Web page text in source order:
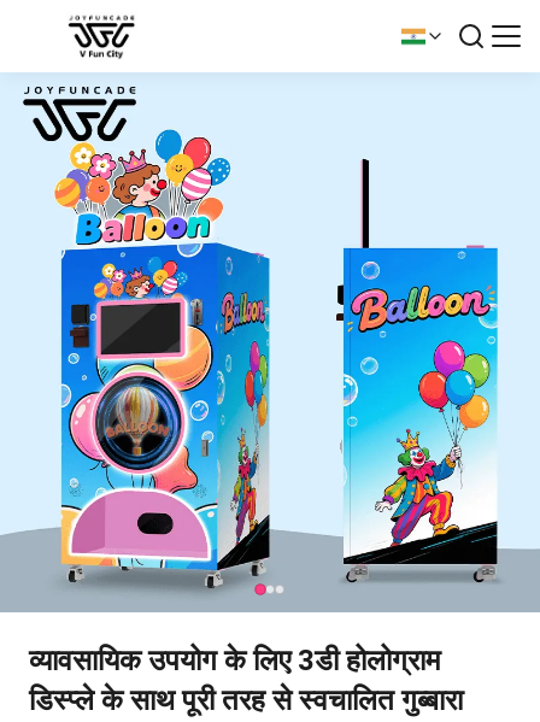
व्यावसायिक उपयोग के लिए 3डी होलोग्राम
डिस्प्ले के साथ पूरी तरह से स्वचालित गुब्बारा